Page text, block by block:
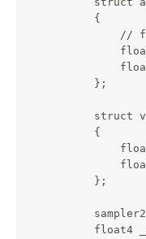
            {
//
            };
struct
            {
            };
float4